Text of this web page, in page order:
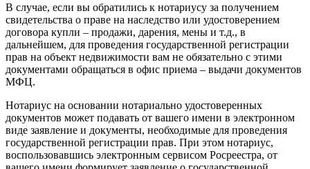
В случае, если вы обратились к нотариусу за получением
свидетельства о праве на наследство или удостоверением
договора купли – продажи, дарения, мены и т.д., в
дальнейшем, для проведения государственной регистрации
прав на объект недвижимости вам не обязательно с этими
документами обращаться в офис приема – выдачи документов
МФЦ.
Нотариус на основании нотариально удостоверенных
документов может подавать от вашего имени в электронном
виде заявление и документы, необходимые для проведения
государственной регистрации прав. При этом нотариус,
воспользовавшись электронным сервисом Росреестра, от